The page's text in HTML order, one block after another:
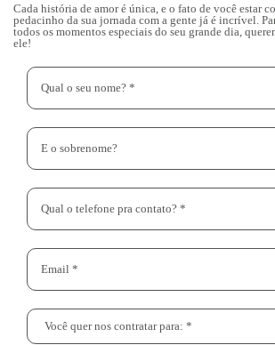
Cada história de amor é única, e o fato de você estar
pedacinho da sua jornada com a gente já é incrível.
todos os momentos especiais do seu grande dia,
ele!